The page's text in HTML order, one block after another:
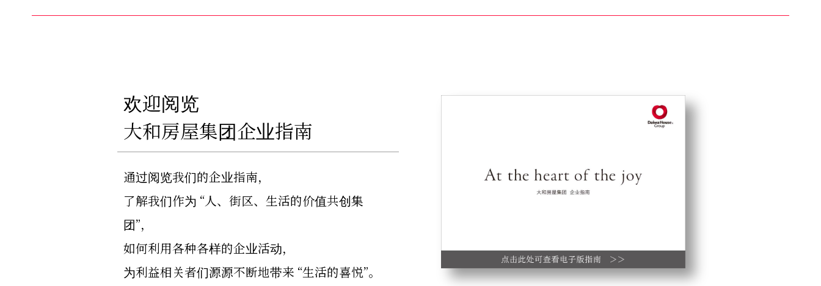
欢迎阅览
大和房屋集团企业指南
通过阅览我们的企业指南，
了解我们作为 “人、街区、生活的价值共创集
团”，
如何利用各种各样的企业活动，
为利益相关者们源源不断地带来 “生活的喜悦”。